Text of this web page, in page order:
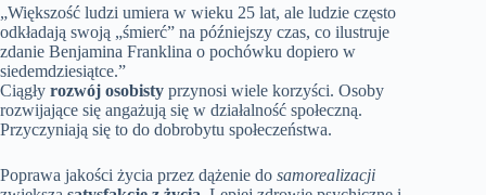
„Większość ludzi umiera w wieku 25 lat, ale ludzie często
odkładają swoją „śmierć” na późniejszy czas, co ilustruje
zdanie Benjamina Franklina o pochówku dopiero w
siedemdziesiątce.”
Ciągły rozwój osobisty przynosi wiele korzyści. Osoby
rozwijające się angażują się w działalność społeczną.
Przyczyniają się to do dobrobytu społeczeństwa.
Poprawa jakości życia przez dążenie do samorealizacji